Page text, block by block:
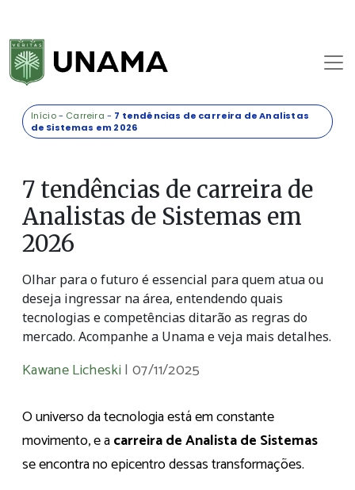
Início- Carreira - 7 tendências de carreira de Analistas
de Sistemas em 2026
7 tendências de carreira de
Analistas de Sistemas em
2026
Olhar para o futuro é essencial para quem atua ou
deseja ingressar na área, entendendo quais
tecnologias e competências ditarão as regras do
mercado. Acompanhe a Unama e veja mais detalhes.
Kawane Licheski |07/11/2025
O universo da tecnologia está em constante
movimento, e acarreira de Analista de Sistemas
se encontra no epicentro dessas transformações.